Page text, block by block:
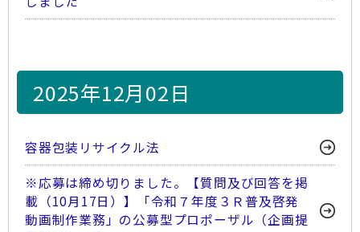
2025年12月02日
容器包装リサイクル法
※応募は締め切りました。【質問及び回答を掲
載（10月17日）】「令和７年度３Ｒ普及啓発
動画制作業務」の公募型プロポーザル（企画提